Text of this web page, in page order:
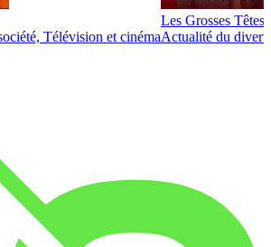
Télévision et cinéma
Les Grosses Têtes
Actualité du